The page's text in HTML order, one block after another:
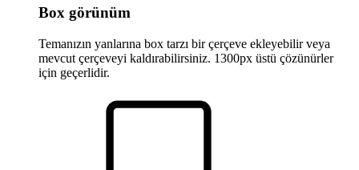
Box görünüm
Temanızın yanlarına box tarzı bir çerçeve ekleyebilir veya
mevcut çerçeveyi kaldırabilirsiniz. 1300px üstü çözünürler
için geçerlidir.